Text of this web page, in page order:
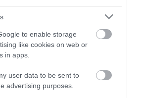
to enable storage
like cookies on web or
in apps.
user data to be sent to
advertising purposes.
MAGYARORSZÁGON
augusztus 07|Mindenki ügye